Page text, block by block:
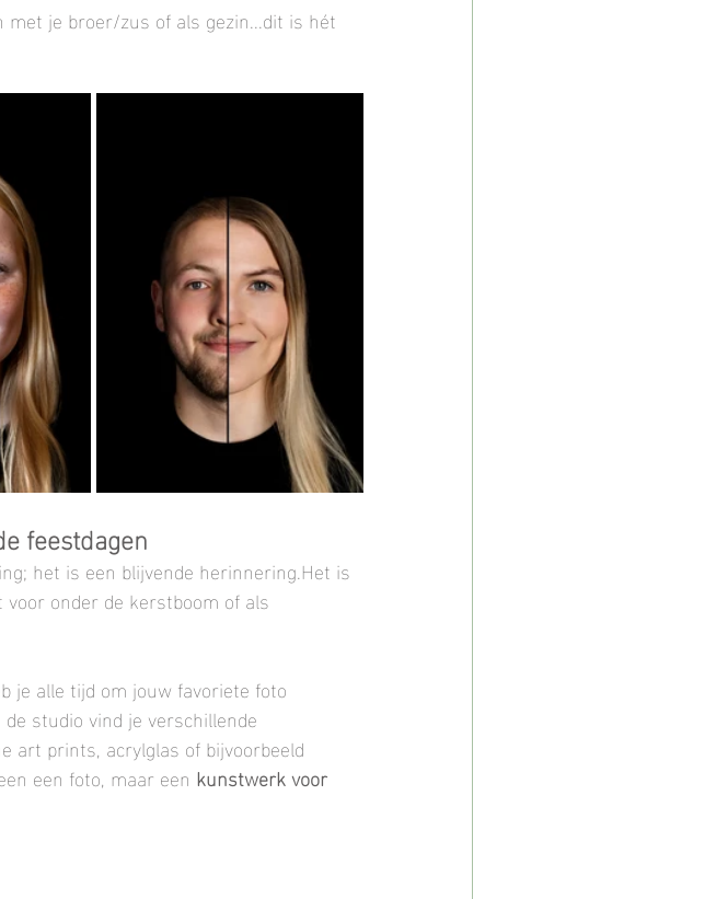
je broer/zus of als gezin...dit is hét
feestdagen
het is een blijvende herinnering.Het is
onder de kerstboom of als
je alle tijd om jouw favoriete foto
de studio vind je verschillende
art prints, acrylglas of bijvoorbeeld
een foto, maar een kunstwerk voor